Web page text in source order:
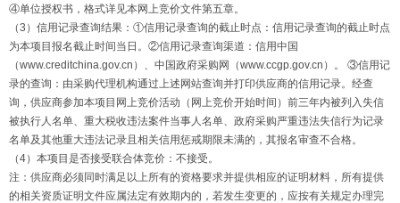
④单位授权书，格式详见本网上竞价文件第五章。
（3）信用记录查询结果：①信用记录查询的截止时点：信用记录查询的截止时点
为本项目报名截止时间当日。②信用记录查询渠道：信用中国
（www.creditchina.gov.cn）、中国政府采购网（www.ccgp.gov.cn）。 ③信用记
录的查询：由采购代理机构通过上述网站查询并打印供应商的信用记录。经查
询，供应商参加本项目网上竞价活动（网上竞价开始时间）前三年内被列入失信
被执行人名单、重大税收违法案件当事人名单、政府采购严重违法失信行为记录
名单及其他重大违法记录且相关信用惩戒期限未满的，其报名审查不合格。
（4）本项目是否接受联合体竞价：不接受。
注：供应商必须同时满足以上所有的资格要求并提供相应的证明材料，所有提供
的相关资质证明文件应属法定有效期内的，若发生变更的，应按有关规定办理完